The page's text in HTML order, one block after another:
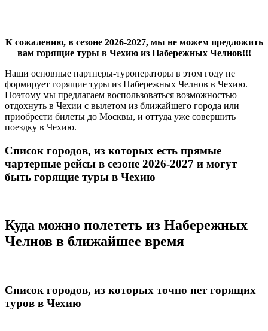
К сожалению, в сезоне 2026-2027, мы не можем предложить
вам горящие туры в Чехию из Набережных Челнов!!!
Наши основные партнеры-туроператоры в этом году не
формирует горящие туры из Набережных Челнов в Чехию.
Поэтому мы предлагаем воспользоваться возможностью
отдохнуть в Чехии с вылетом из ближайшего города или
приобрести билеты до Москвы, и оттуда уже совершить
поездку в Чехию.
Список городов, из которых есть прямые
чартерные рейсы в сезоне 2026-2027 и могут
быть горящие туры в Чехию
Куда можно полететь из Набережных
Челнов в ближайшее время
Список городов, из которых точно нет горящих
туров в Чехию